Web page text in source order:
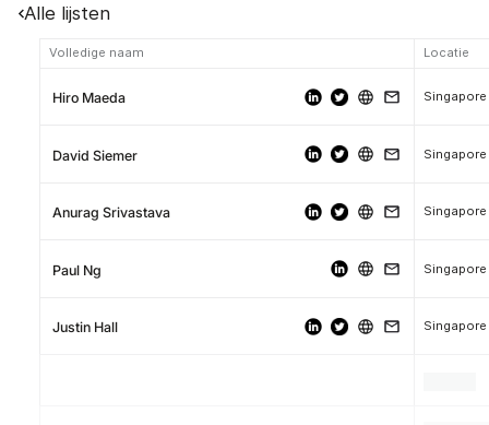
Alle lijsten
Volledige naam Locatie
Hiro Maeda Singapore
David Siemer Singapore
Anurag Srivastava Singapore
Paul Ng Singapore
Justin Hall Singapore